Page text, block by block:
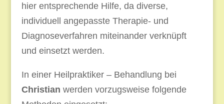
hier entsprechende Hilfe, da diverse,
individuell angepasste Therapie- und
Diagnoseverfahren miteinander verknüpft
und einsetzt werden.
In einer Heilpraktiker – Behandlung bei
Christian werden vorzugsweise folgende